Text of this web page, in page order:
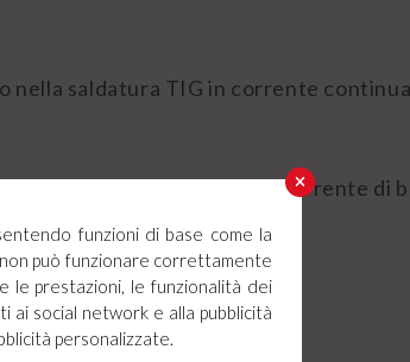
nella saldatura TIG in corrente
la corrente iniziale, corrente di
del bagno di saldatura.
funzioni di base come la
può funzionare correttamente
le prestazioni, le funzionalità dei
ai social network e alla pubblicità
personalizzate.